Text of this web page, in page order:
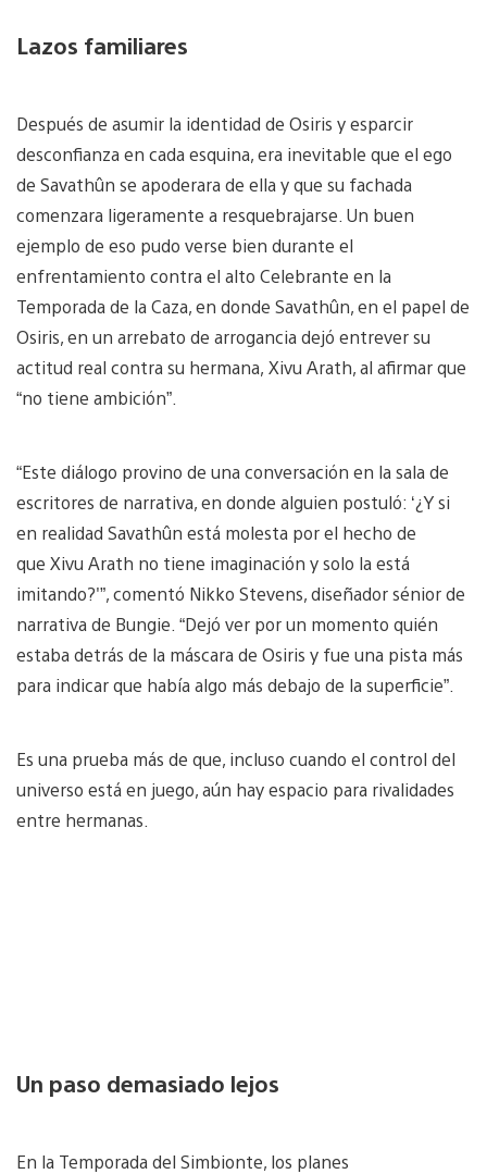
Lazos familiares
Después de asumir la identidad de Osiris y esparcir
desconfianza en cada esquina, era inevitable que el ego
de Savathûn se apoderara de ella y que su fachada
comenzara ligeramente a resquebrajarse. Un buen
ejemplo de eso pudo verse bien durante el
enfrentamiento contra el alto Celebrante en la
Temporada de la Caza, en donde Savathûn, en el papel de
Osiris, en un arrebato de arrogancia dejó entrever su
actitud real contra su hermana, Xivu Arath, al afirmar que
“no tiene ambición”.
“Este diálogo provino de una conversación en la sala de
escritores de narrativa, en donde alguien postuló: ‘¿Y si
en realidad Savathûn está molesta por el hecho de
que Xivu Arath no tiene imaginación y solo la está
imitando?'”, comentó Nikko Stevens, diseñador sénior de
narrativa de Bungie. “Dejó ver por un momento quién
estaba detrás de la máscara de Osiris y fue una pista más
para indicar que había algo más debajo de la superficie”.
Es una prueba más de que, incluso cuando el control del
universo está en juego, aún hay espacio para rivalidades
entre hermanas.
Un paso demasiado lejos
En la Temporada del Simbionte, los planes